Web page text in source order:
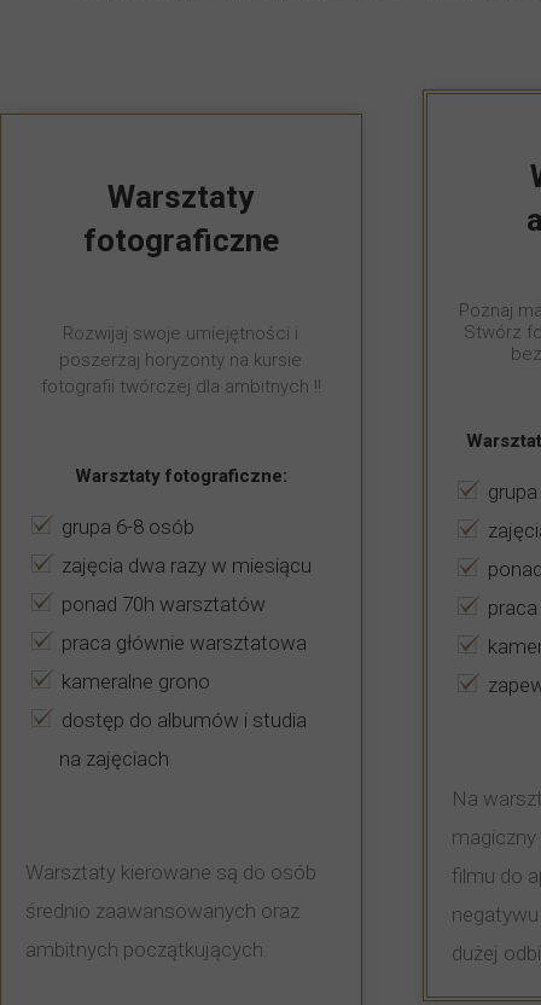
Poznaj
Stwórz
Na
magiczny
filmu do
dużej
Warsztaty
fotograficzne
Rozwijaj swoje umiejętności i
poszerzaj horyzonty na kursie
fotografii twórczej dla ambitnych !!
Warsztaty fotograficzne:
grupa 6-8 osób
zajęcia dwa razy w miesiącu
ponad 70h warsztatów
praca głównie warsztatowa
kameralne grono
dostęp do albumów i studia
na zajęciach
Warsztaty kierowane są do osób
średnio zaawansowanych oraz
ambitnych początkujących.